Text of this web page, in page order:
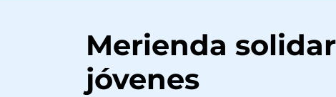
navegación
Merienda
jóvenes